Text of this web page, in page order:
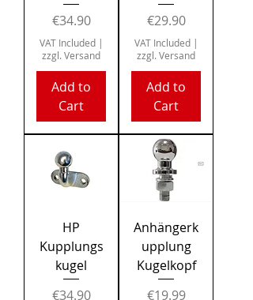
Price
€34.90
VAT Included|
zzgl. Versand
Add to
Cart
Price
€29.90
VAT Included|
zzgl. Versand
Add to
Cart
HP
Kupplungs
kugel
Price
€34.90
Anhängerk
upplung
Kugelkopf
Price
€19.99